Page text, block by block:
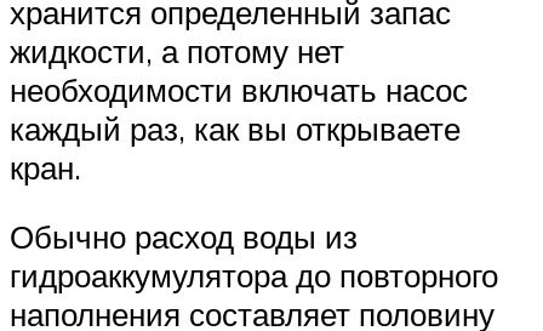
хранится определенный запас
жидкости, а потому нет
необходимости включать насос
каждый раз, как вы открываете
кран.
Обычно расход воды из
гидроаккумулятора до повторного
наполнения составляет половину